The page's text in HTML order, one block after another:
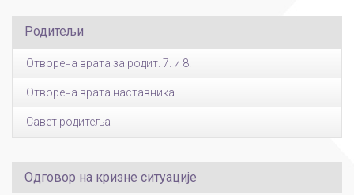
Родитељи
Отворена врата за родит. 7. и 8.
Отворена врата наставника
Савет родитеља
Одговор на кризне ситуације